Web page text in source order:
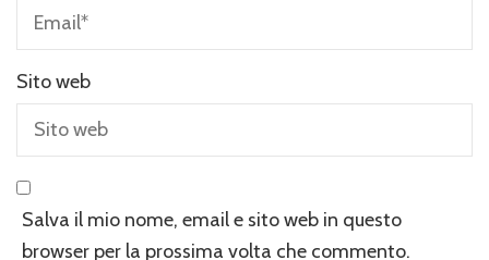
Sito web
Salva il mio nome, email e sito web in questo
browser per la prossima volta che commento.